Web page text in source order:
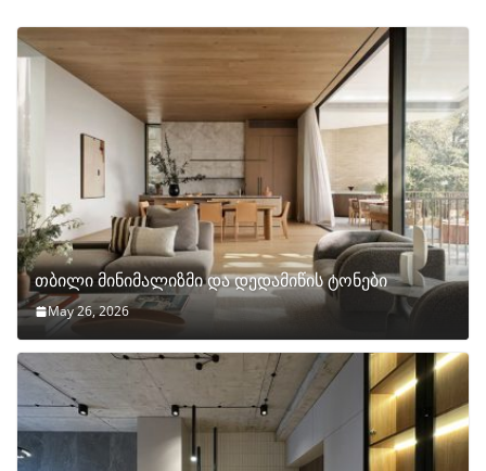
თბილი მინიმალიზმი და დედამიწის ტონები
May 26, 2026